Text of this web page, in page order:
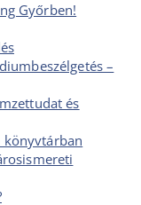
Győrben!
–
és